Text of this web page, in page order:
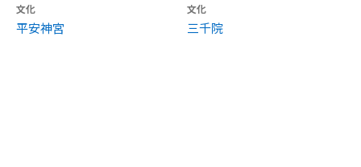
文化
平安神宮
文化
三千院